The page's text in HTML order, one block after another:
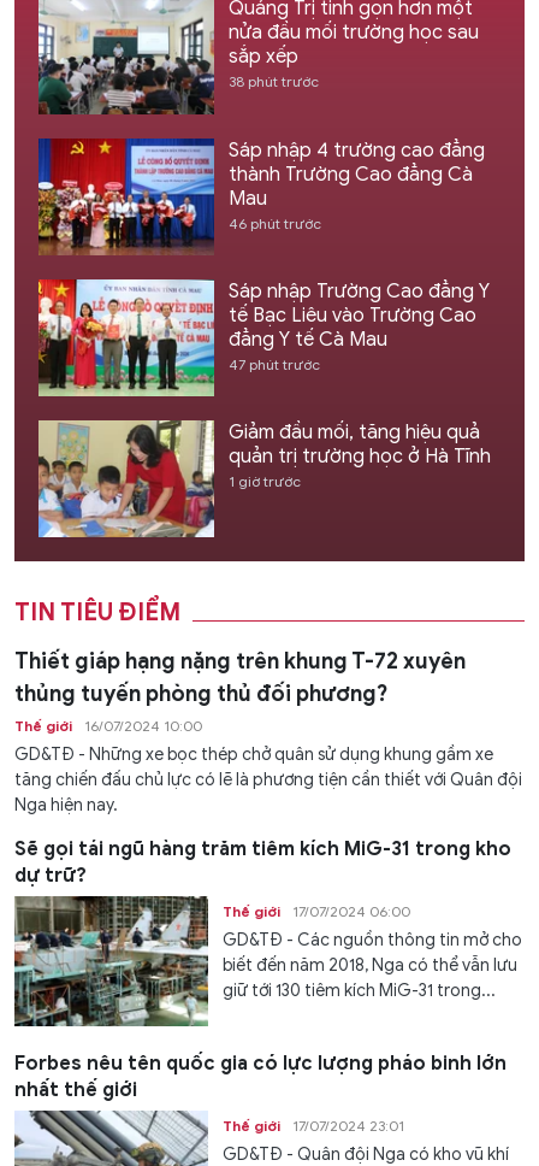
Quảng Trị tinh gọn hơn một
nửa đầu mối trường học sau
sắp xếp
38 phút trước
Sáp nhập 4 trường cao đẳng
thành Trường Cao đẳng Cà
Mau
46 phút trước
Sáp nhập Trường Cao đẳng Y
tế Bạc Liêu vào Trường Cao
đẳng Y tế Cà Mau
47 phút trước
Giảm đầu mối, tăng hiệu quả
quản trị trường học ở Hà Tĩnh
1 giờ trước
TIN TIÊU ĐIỂM
Thiết giáp hạng nặng trên khung T-72 xuyên
thủng tuyến phòng thủ đối phương?
Thế giới 16/07/2024 10:00
GD&TĐ - Những xe bọc thép chở quân sử dụng khung gầm xe
tăng chiến đấu chủ lực có lẽ là phương tiện cần thiết với Quân đội
Nga hiện nay.
Sẽ gọi tái ngũ hàng trăm tiêm kích MiG-31 trong kho
dự trữ?
Thế giới 17/07/2024 06:00
GD&TĐ - Các nguồn thông tin mở cho
biết đến năm 2018, Nga có thể vẫn lưu
giữ tới 130 tiêm kích MiG-31 trong...
Forbes nêu tên quốc gia có lực lượng pháo binh lớn
nhất thế giới
Thế giới 17/07/2024 23:01
GD&TĐ - Quân đội Nga có kho vũ khí